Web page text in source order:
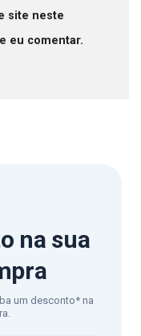
site neste
eu comentar.
na sua
um desconto* na